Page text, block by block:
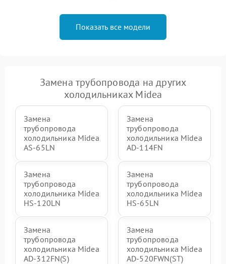
Показать все модели
Замена трубопровода на других
холодильниках Midea
Замена
трубопровода
холодильника Midea
AS-65LN
Замена
трубопровода
холодильника Midea
AD-114FN
Замена
трубопровода
холодильника Midea
HS-120LN
Замена
трубопровода
холодильника Midea
HS-65LN
Замена
трубопровода
холодильника Midea
AD-312FN(S)
Замена
трубопровода
холодильника Midea
AD-520FWN(ST)